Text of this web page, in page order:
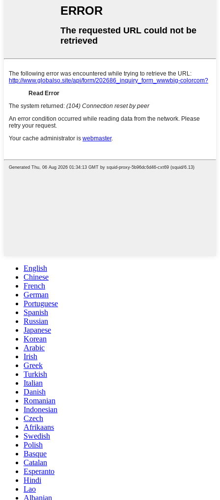
English
Chinese
French
German
Portuguese
Spanish
Russian
Japanese
Korean
Arabic
Irish
Greek
Turkish
Italian
Danish
Romanian
Indonesian
Czech
Afrikaans
Swedish
Polish
Basque
Catalan
Esperanto
Hindi
Lao
Albanian